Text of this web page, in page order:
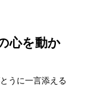
心を動か
うに一言添える